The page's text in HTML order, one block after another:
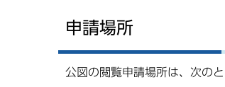
申請場所
公図の閲覧申請場所は、次のと